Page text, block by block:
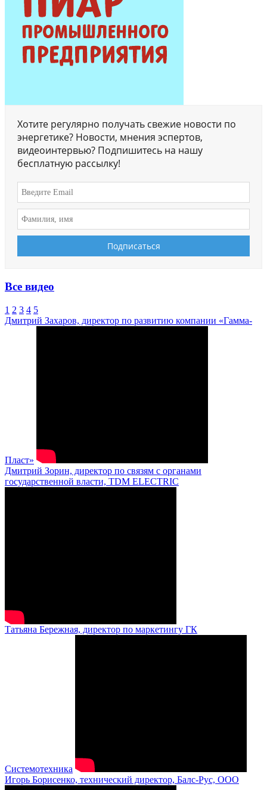
Хотите регулярно получать свежие новости по
энергетике? Новости, мнения эспертов,
видеоинтервью? Подпишитесь на нашу
бесплатную рассылку!
Все видео
1 2 3 4 5
Дмитрий Захаров, директор по развитию компании «Гамма-
Пласт»
Дмитрий Зорин, директор по связям с органами
государственной власти, TDM ELECTRIC
Татьяна Бережная, директор по маркетингу ГК
Системотехника
Игорь Борисенко, технический директор, Балс-Рус, ООО